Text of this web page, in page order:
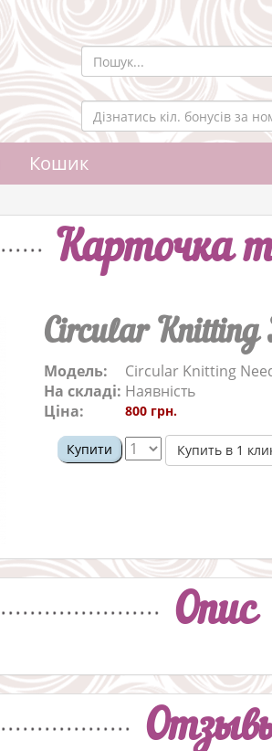
Кошик
Карточка
Circular Knitting
Модель:
Circular Knitting
На складі: Наявність
Ціна:
800 грн.
Купити Купить в 1
Опис